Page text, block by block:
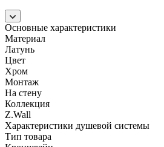
Основные характеристики
Материал
Латунь
Цвет
Хром
Монтаж
На стену
Коллекция
Z.Wall
Характеристики душевой системы
Тип товара